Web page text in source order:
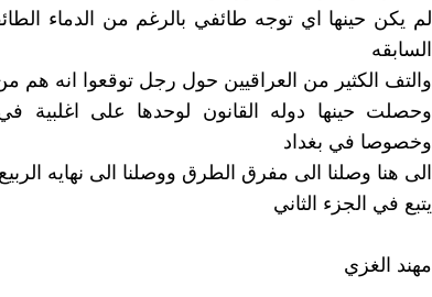
لم يكن حينها اي توجه طائفي بالرغم من الدماء
السابقه
والتف الكثير من العراقيين حول رجل توقعوا انه هم
وحصلت حينها دوله القانون لوحدها على اغلبية
وخصوصا في بغداد
الى هنا وصلنا الى مفرق الطرق ووصلنا الى نهايه
يتبع في الجزء الثاني
مهند الغزي